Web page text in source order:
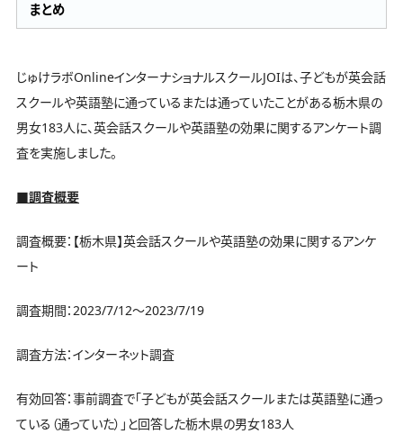
まとめ
じゅけラボOnlineインターナショナルスクールJOIは、子どもが英会話
スクールや英語塾に通っているまたは通っていたことがある栃木県の
男女183人に、英会話スクールや英語塾の効果に関するアンケート調
査を実施しました。
■調査概要
調査概要：【栃木県】英会話スクールや英語塾の効果に関するアンケ
ート
調査期間：2023/7/12～2023/7/19
調査方法：インターネット調査
有効回答：事前調査で「子どもが英会話スクールまたは英語塾に通っ
ている（通っていた）」と回答した栃木県の男女183人